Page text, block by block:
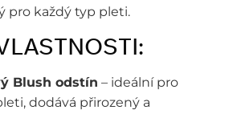
pro každý typ pleti.
Blush odstín – ideální pro
dodává přirozený a